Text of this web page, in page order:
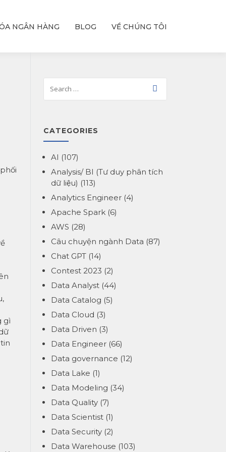
NGÂN HÀNG BLOG VỀ CHÚNG TÔI
gì
CATEGORIES
AI (107)
Analysis/ BI (Tư duy phân tích
dữ liệu) (113)
Analytics Engineer (4)
Apache Spark (6)
AWS (28)
Câu chuyện ngành Data (87)
Chat GPT (14)
Contest 2023 (2)
Data Analyst (44)
Data Catalog (5)
Data Cloud (3)
Data Driven (3)
Data Engineer (66)
Data governance (12)
Data Lake (1)
Data Modeling (34)
Data Quality (7)
Data Scientist (1)
Data Security (2)
Data Warehouse (103)